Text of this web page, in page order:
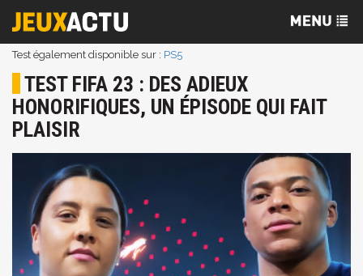
Test également disponible sur : PS5
TEST FIFA 23 : DES ADIEUX
HONORIFIQUES, UN ÉPISODE QUI FAIT
PLAISIR